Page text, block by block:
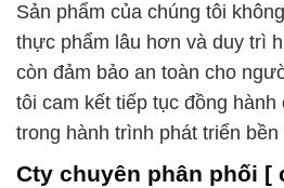
Sản phẩm của chúng tôi
thực phẩm lâu hơn và duy trì
còn đảm bảo an toàn cho
tôi cam kết tiếp tục đồng hành
trong hành trình phát triển
Cty chuyên phân phối [